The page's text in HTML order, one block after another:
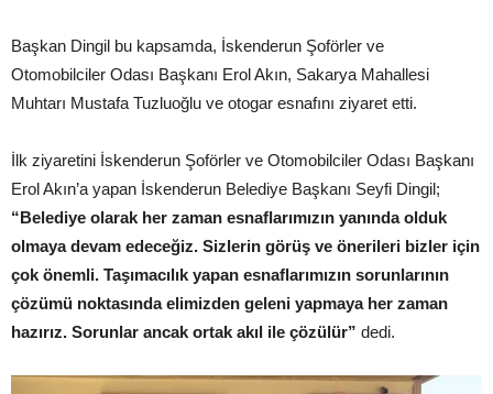
Başkan Dingil bu kapsamda, İskenderun Şoförler ve
Otomobilciler Odası Başkanı Erol Akın, Sakarya Mahallesi
Muhtarı Mustafa Tuzluoğlu ve otogar esnafını ziyaret etti.
İlk ziyaretini İskenderun Şoförler ve Otomobilciler Odası Başkanı
Erol Akın’a yapan İskenderun Belediye Başkanı Seyfi Dingil;
“Belediye olarak her zaman esnaflarımızın yanında olduk
olmaya devam edeceğiz. Sizlerin görüş ve önerileri bizler için
çok önemli. Taşımacılık yapan esnaflarımızın sorunlarının
çözümü noktasında elimizden geleni yapmaya her zaman
hazırız. Sorunlar ancak ortak akıl ile çözülür” dedi.